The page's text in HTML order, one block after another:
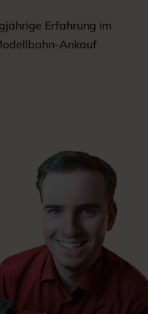
Erfahrung im
Ankauf